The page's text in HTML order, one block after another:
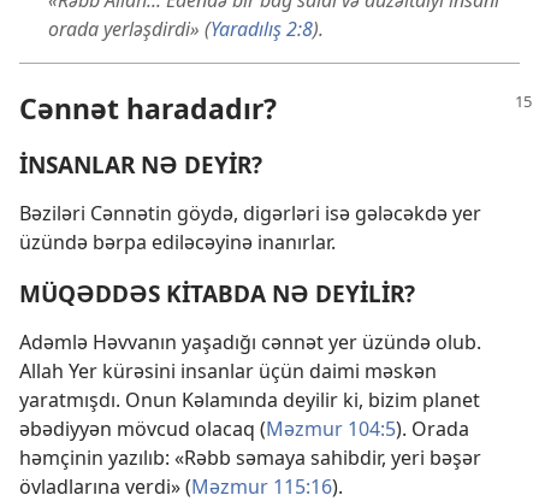
orada yerləşdirdi» (Yaradılış 2:8).
Cənnət haradadır?
İNSANLAR NƏ DEYİR?
Bəziləri Cənnətin göydə, digərləri isə gələcəkdə yer
üzündə bərpa ediləcəyinə inanırlar.
MÜQƏDDƏS KİTABDA NƏ DEYİLİR?
Adəmlə Həvvanın yaşadığı cənnət yer üzündə olub.
Allah Yer kürəsini insanlar üçün daimi məskən
yaratmışdı. Onun Kəlamında deyilir ki, bizim planet
əbədiyyən mövcud olacaq (Məzmur 104:5). Orada
həmçinin yazılıb: «Rəbb səmaya sahibdir, yeri bəşər
övladlarına verdi» (Məzmur 115:16).